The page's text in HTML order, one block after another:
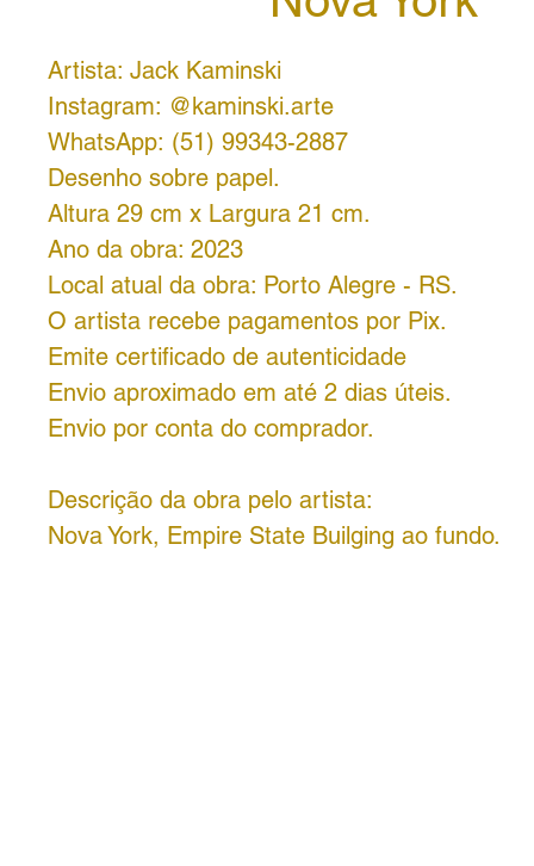
Artista: Jack Kaminski
Instagram: @kaminski.arte
WhatsApp: (51) 99343-2887
Desenho sobre papel.
Altura 29 cm x Largura 21 cm.
Ano da obra: 2023
Local atual da obra: Porto Alegre - RS.
O artista recebe pagamentos por Pix.
Emite certificado de autenticidade
Envio aproximado em até 2 dias úteis.
Envio por conta do comprador.
Descrição da obra pelo artista:
Nova York, Empire State Builging ao fundo.